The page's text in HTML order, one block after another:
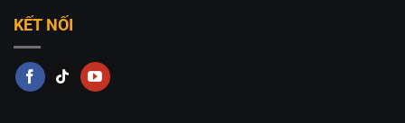
KẾT NỐI